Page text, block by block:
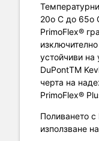
20о С до 65о
PrimoFlex®
устойчиви на
DuPontTM
черта на
PrimoFlex®
Поливането
използване